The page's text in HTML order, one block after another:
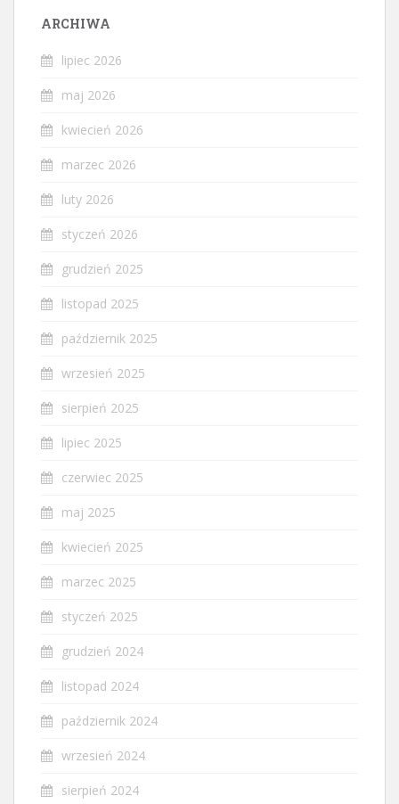
ARCHIWA
lipiec 2026
maj 2026
kwiecień 2026
marzec 2026
luty 2026
styczeń 2026
grudzień 2025
listopad 2025
październik 2025
wrzesień 2025
sierpień 2025
lipiec 2025
czerwiec 2025
maj 2025
kwiecień 2025
marzec 2025
styczeń 2025
grudzień 2024
listopad 2024
październik 2024
wrzesień 2024
sierpień 2024